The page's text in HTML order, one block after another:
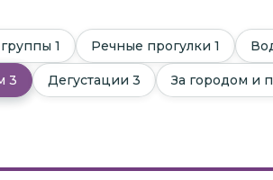
1 Речные прогулки 1
3 Дегустации 3 За городом и